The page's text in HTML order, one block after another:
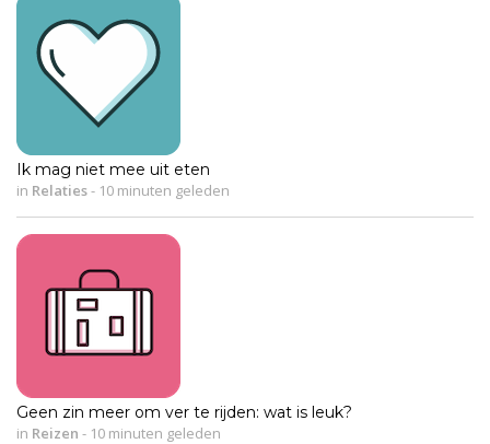
Ik mag niet mee uit eten
in Relaties- 10 minuten geleden
Geen zin meer om ver te rijden: wat is leuk?
in Reizen - 10 minuten geleden